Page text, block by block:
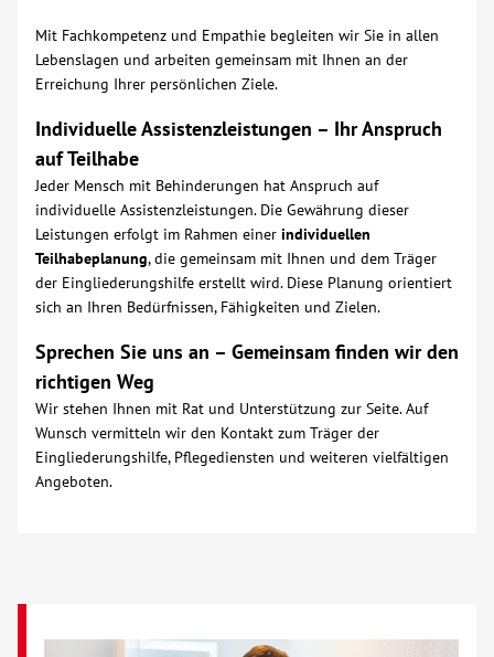
Mit Fachkompetenz und Empathie begleiten wir Sie in allen
Lebenslagen und arbeiten gemeinsam mit Ihnen an der
Erreichung Ihrer persönlichen Ziele.
Individuelle Assistenzleistungen – Ihr Anspruch
auf Teilhabe
Jeder Mensch mit Behinderungen hat Anspruch auf
individuelle Assistenzleistungen. Die Gewährung dieser
Leistungen erfolgt im Rahmen einer individuellen
Teilhabeplanung, die gemeinsam mit Ihnen und dem Träger
der Eingliederungshilfe erstellt wird. Diese Planung orientiert
sich an Ihren Bedürfnissen, Fähigkeiten und Zielen.
Sprechen Sie uns an – Gemeinsam finden wir den
richtigen Weg
Wir stehen Ihnen mit Rat und Unterstützung zur Seite. Auf
Wunsch vermitteln wir den Kontakt zum Träger der
Eingliederungshilfe, Pflegediensten und weiteren vielfältigen
Angeboten.